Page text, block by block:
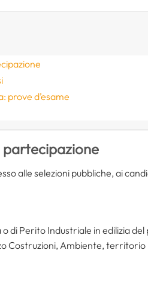
prove d’esame
partecipazione
alle selezioni pubbliche, ai
di Perito Industriale in edilizia
Costruzioni, Ambiente, territorio